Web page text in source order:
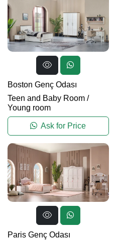
Boston Genç Odası
Teen and Baby Room /
Young room
Ask for Price
Paris Genç Odası